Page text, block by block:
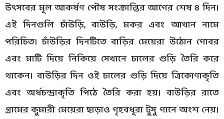
উৎসবের মূল আকর্ষণ পৌষ সংক্রান্তির আগের শেষ ৪ দিন।
এই দিনগুলি চাঁউড়ি, বাউড়ি, মকর এবং আখান নামে
পরিচিত। চাঁউড়ির দিনটিতে বাড়ির মেয়েরা উঠোন গোবর
এবং মাটি দিয়ে নিকিয়ে সেখানে চালের গুড়ি তৈরি করে
থাকেন। বাউড়ির দিন ওই চালের গুড়ি দিয়ে ত্রিকোণাকৃতি
এবং অর্ধচন্দ্রাকৃতি পিঠে তৈরি করা হয়। বাউড়ির রাতে
গ্রামের কুমারী মেয়েরা ছাড়াও গৃহবধূরা টুসু গানে অংশ নেয়।